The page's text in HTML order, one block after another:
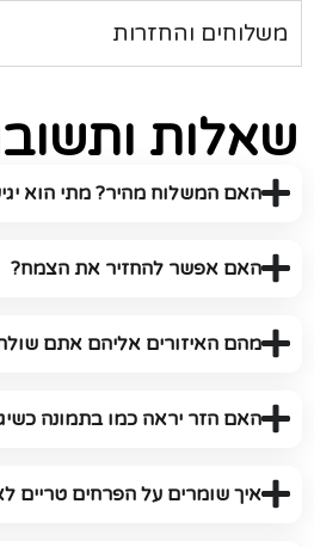
משלוחים והחזרות
שאלות
האם המשלוח מהיר? מתי הוא
האם אפשר להחזיר את הצמח?
מהם האיזורים אליהם אתם
האם הזר יראה כמו בתמונה
איך שומרים על הפרחים טריים